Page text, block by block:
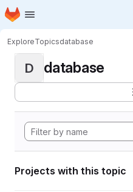
Skip to main content
Homepage
ExploreTopicsdatabase
D database
Projects with this topic